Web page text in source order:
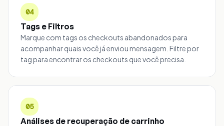
04
Tags e Filtros
Marque com tags os checkouts abandonados para
acompanhar quais você já enviou mensagem. Filtre por
tag para encontrar os checkouts que você precisa.
05
Análises de recuperação de carrinho